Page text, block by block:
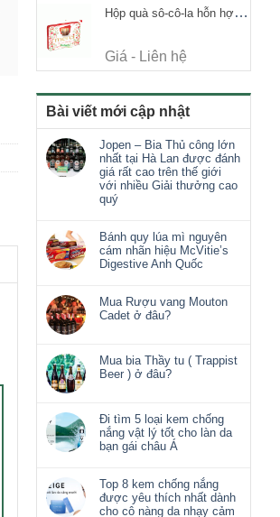
Hộp quà sô-cô-la hỗn hợp Merci Finest Selection 250g thiếc
Giá - Liên hệ
Bài viết mới cập nhật
Jopen – Bia Thủ công lớn
nhất tại Hà Lan được đánh
giá rất cao trên thế giới
với nhiều Giải thưởng cao
quý
Bánh quy lúa mì nguyên
cám nhãn hiệu McVitie’s
Digestive Anh Quốc
Mua Rượu vang Mouton
Cadet ở đâu?
Mua bia Thầy tu ( Trappist
Beer ) ở đâu?
Đi tìm 5 loại kem chống
nắng vật lý tốt cho làn da
bạn gái châu Á
Top 8 kem chống nắng
được yêu thích nhất dành
cho cô nàng da nhạy cảm